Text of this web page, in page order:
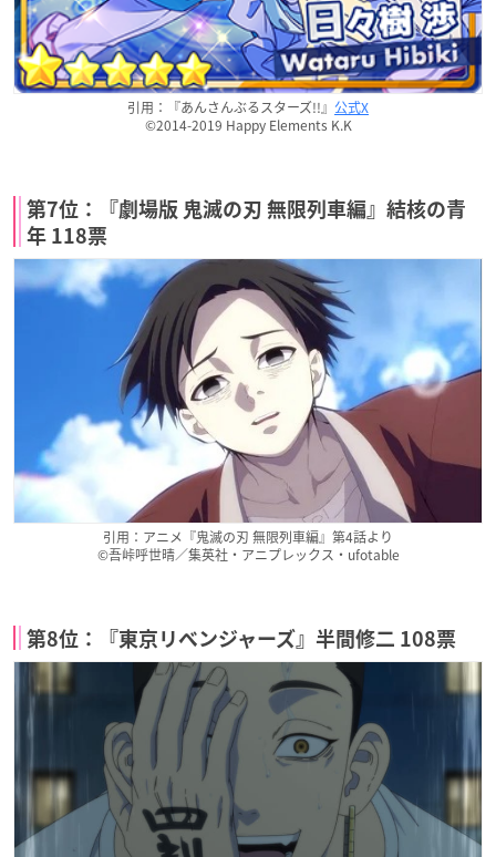
引用：『あんさんぶるスターズ!!』 公式X
©2014-2019 Happy Elements K.K
第7位：『劇場版 鬼滅の刃 無限列車編』結核の青
年 118票
引用：アニメ『鬼滅の刃 無限列車編』第4話より
©吾峠呼世晴／集英社・アニプレックス・ufotable
第8位：『東京リベンジャーズ』半間修二 108票